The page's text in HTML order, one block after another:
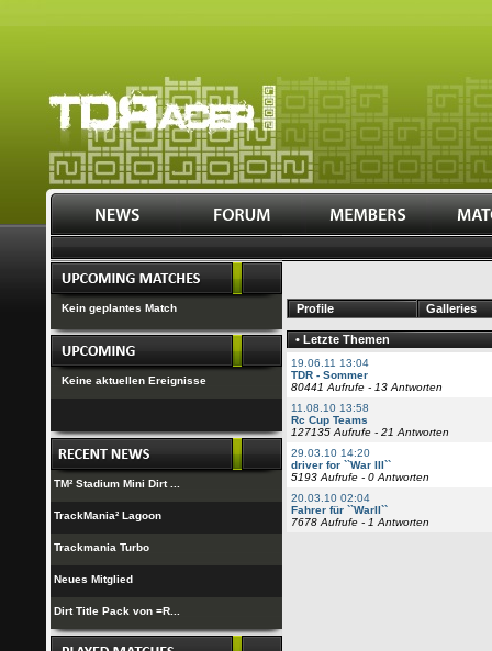
Kein geplantes Match
Keine aktuellen Ereignisse
TM² Stadium Mini Dirt ...
TrackMania² Lagoon
Trackmania Turbo
Neues Mitglied
Dirt Title Pack von =R...
Profile Galleries
• Letzte Themen
19.06.11 13:04
TDR - Sommer
80441 Aufrufe - 13 Antworten
11.08.10 13:58
Rc Cup Teams
127135 Aufrufe - 21 Antworten
29.03.10 14:20
driver for ``War III``
5193 Aufrufe - 0 Antworten
20.03.10 02:04
Fahrer für ``WarII``
7678 Aufrufe - 1 Antworten